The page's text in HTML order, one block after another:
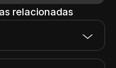
relacionadas